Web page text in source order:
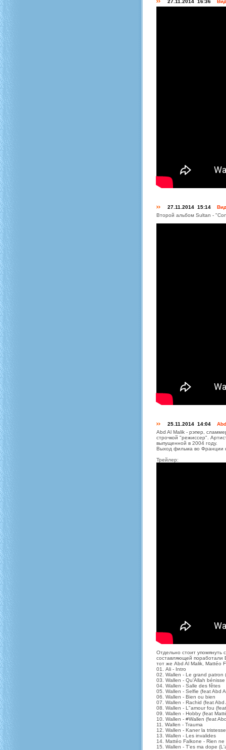
27.11.2014 16:36
27.11.2014 15:14
Второй альбом Sultan -
25.11.2014 14:04
Abd Al Malik - рэпер,
строчкой "режиссер".
выпущенной в 2004 году.
Выход фильма во Франции
Трейлер:
Отдельно стоит упомянуть
составляющей поработали
тот же Abd Al Malik, Mattéo
01. Ali - Intro
02. Wallen - Le grand patron
03. Wallen - Qu'Allah
04. Wallen - Salle des fêtes
05. Wallen - Selfie (feat Abd
06. Wallen - Bien ou bien
07. Wallen - Rachid (feat Abd
08. Wallen - L"amour fou
09. Wallen - Hobby (feat
10. Wallen - #Wallen (feat
11. Wallen - Trauma
12. Wallen - Kaner la tristesse
13. Wallen - Les invalides
14. Mattéo Falkone - Rien ne
15. Wallen - T'es ma dope